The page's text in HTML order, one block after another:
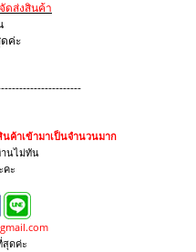
ดส่งสินค้า
ค่ะ
ค้าเข้ามาเป็นจำนวนมาก
านไม่ทัน
คะ
สุดค่ะ